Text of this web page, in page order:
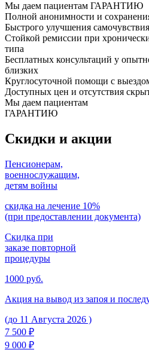
Мы даем пациентам ГАРАНТИЮ
Полной анонимности и
Быстрого улучшения
Стойкой ремиссии при
типа
Бесплатных консультаций у
близких
Круглосуточной помощи с
Доступных цен и отсутствия
Мы даем пациентам
ГАРАНТИЮ
Скидки и акции
Пенсионерам,
военнослужащим,
детям войны
скидка на лечение 10%
(при предоставлении документа)
Скидка при
заказе повторной
процедуры
1000 руб.
Акция на вывод из запоя и
(до 11 Августа 2026 )
7 500 ₽
9 000 ₽